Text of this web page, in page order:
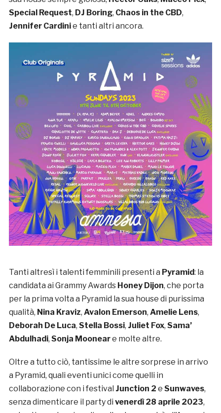
Special Request, DJ Boring, Chaos in the CBD,
Jennifer Cardinie tanti altri ancora.
Tanti altresì i talenti femminili presenti a Pyramid: la
candidata ai Grammy Awards Honey Dijon, che porta
per la prima volta a Pyramid la sua house di purissima
qualità, Nina Kraviz, Avalon Emerson, Amelie Lens,
Deborah De Luca, Stella Bossi, Juliet Fox, Sama’
Abdulhadi, Sonja Mooneare molte altre.
Oltre a tutto ciò, tantissime le altre sorprese in arrivo
a Pyramid, quali eventi unici come quelli in
collaborazione con i festival Junction 2 e Sunwaves,
senza dimenticare il party di venerdì 28 aprile 2023,